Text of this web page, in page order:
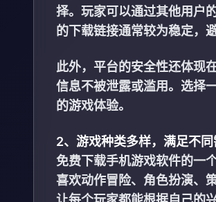
择。玩家可以通过其他用户
的下载链接通常较为稳定，
此外，平台的安全性还体现
信息不被泄露或滥用。选择
的游戏体验。
2、游戏种类多样，满足不
免费下载手机游戏软件的一
喜欢动作冒险、角色扮演、